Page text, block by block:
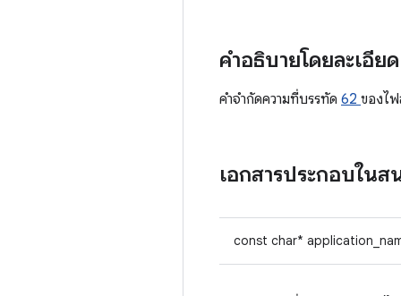
คำอธิบายโดยละเอียด
คําจํากัดความที่บรรทัด 62 ของไ
เอกสารประกอบในส
const char*